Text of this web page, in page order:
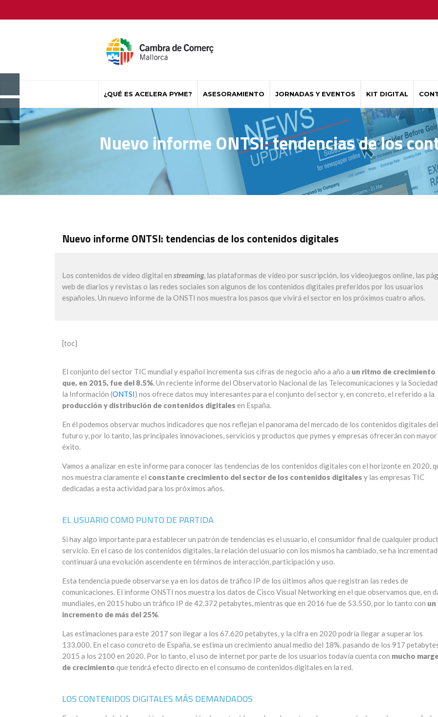
¿QUÉ ES ACELERA PYME? ASESORAMIENTO JORNADAS Y EVENTOS KIT DIGITAL
Nuevo informe ONTSI: tendencias de los
Nuevo informe ONTSI: tendencias de los contenidos digitales
Los contenidos de vídeo digital en streaming, las plataformas de vídeo por suscripción, los videojuegos online, las
web de diarios y revistas o las redes sociales son algunos de los contenidos digitales preferidos por los usuarios
españoles. Un nuevo informe de la ONSTI nos muestra los pasos que vivirá el sector en los próximos cuatro años.
[toc]
El conjunto del sector TIC mundial y español incrementa sus cifras de negocio año a año a un ritmo de crecimiento
que, en 2015, fue del 8.5%. Un reciente informe del Observatorio Nacional de las Telecomunicaciones y la
la Información (ONTSI) nos ofrece datos muy interesantes para el conjunto del sector y, en concreto, el referido a la
producción y distribución de contenidos digitales en España.
En él podemos observar muchos indicadores que nos reflejan el panorama del mercado de los contenidos digitales del
futuro y, por lo tanto, las principales innovaciones, servicios y productos que pymes y empresas ofrecerán con mayor
éxito.
Vamos a analizar en este informe para conocer las tendencias de los contenidos digitales con el horizonte en 2020,
nos muestra claramente el constante crecimiento del sector de los contenidos digitales y las empresas TIC
dedicadas a esta actividad para los próximos años.
EL USUARIO COMO PUNTO DE PARTIDA
Si hay algo importante para establecer un patrón de tendencias es el usuario, el consumidor final de cualquier
servicio. En el caso de los contenidos digitales, la relación del usuario con los mismos ha cambiado, se ha
continuará una evolución ascendente en términos de interacción, participación y uso.
Esta tendencia puede observarse ya en los datos de tráfico IP de los últimos años que registran las redes de
comunicaciones. El informe ONSTI nos muestra los datos de Cisco Visual Networking en el que observamos que, en
mundiales, en 2015 hubo un tráfico IP de 42.372 petabytes, mientras que en 2016 fue de 53.550, por lo tanto con un
incremento de más del 25%.
Las estimaciones para este 2017 son llegar a los 67.620 petabytes, y la cifra en 2020 podría llegar a superar los
133.000. En el caso concreto de España, se estima un crecimiento anual medio del 18%, pasando de los 917
2015 a los 2100 en 2020. Por lo tanto, el uso de internet por parte de los usuarios todavía cuenta con mucho
de crecimiento que tendrá efecto directo en el consumo de contenidos digitales en la red.
LOS CONTENIDOS DIGITALES MÁS DEMANDADOS